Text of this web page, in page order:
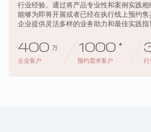
行业经验。通过将产品专业性和案例实践相
能够为即将开展或者已经在执行线上预约售
企业提供灵活多样的业务助力和最佳实践指
400 万
企业客户
1000 +
预约需求客户 行